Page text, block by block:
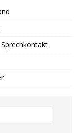
Sprechkontakt